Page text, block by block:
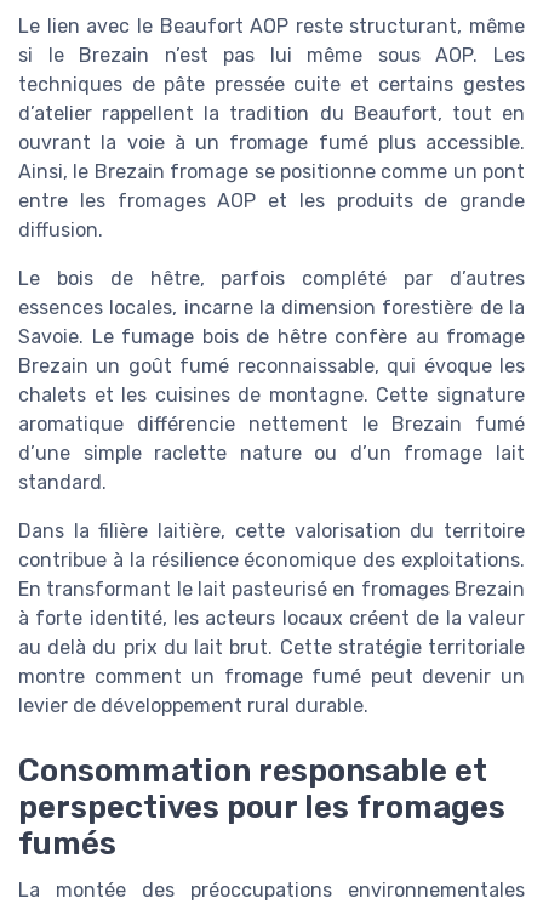
Le lien avec le Beaufort AOP reste structurant, même
si le Brezain n’est pas lui même sous AOP. Les
techniques de pâte pressée cuite et certains gestes
d’atelier rappellent la tradition du Beaufort, tout en
ouvrant la voie à un fromage fumé plus accessible.
Ainsi, le Brezain fromage se positionne comme un pont
entre les fromages AOP et les produits de grande
diffusion.
Le bois de hêtre, parfois complété par d’autres
essences locales, incarne la dimension forestière de la
Savoie. Le fumage bois de hêtre confère au fromage
Brezain un goût fumé reconnaissable, qui évoque les
chalets et les cuisines de montagne. Cette signature
aromatique différencie nettement le Brezain fumé
d’une simple raclette nature ou d’un fromage lait
standard.
Dans la filière laitière, cette valorisation du territoire
contribue à la résilience économique des exploitations.
En transformant le lait pasteurisé en fromages Brezain
à forte identité, les acteurs locaux créent de la valeur
au delà du prix du lait brut. Cette stratégie territoriale
montre comment un fromage fumé peut devenir un
levier de développement rural durable.
Consommation responsable et
perspectives pour les fromages
fumés
La montée des préoccupations environnementales